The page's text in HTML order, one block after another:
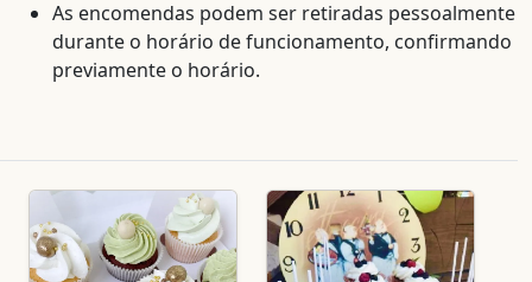
As encomendas podem ser retiradas pessoalmente
durante o horário de funcionamento, confirmando
previamente o horário.